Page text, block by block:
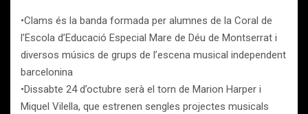
•Clams és la banda formada per alumnes de la Coral de
l’Escola d’Educació Especial Mare de Déu de Montserrat i
diversos músics de grups de l’escena musical independent
barcelonina
•Dissabte 24 d’octubre serà el torn de Marion Harper i
Miquel Vilella, que estrenen sengles projectes musicals